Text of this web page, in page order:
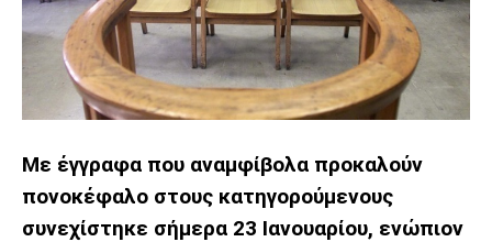
Με έγγραφα που αναμφίβολα προκαλούν
πονοκέφαλο στους κατηγορούμενους
συνεχίστηκε σήμερα 23 Ιανουαρίου, ενώπιον